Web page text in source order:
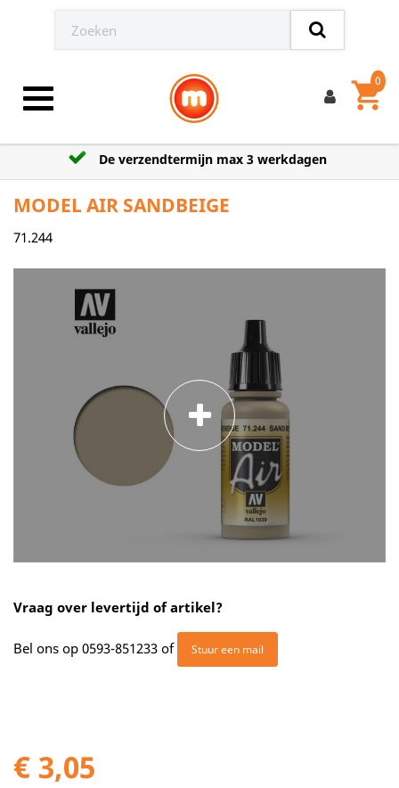
Toggle navigation shopping_cart
0
De verzendtermijn max 3 werkdagen
MODEL AIR SANDBEIGE
71.244
Vraag over levertijd of artikel?
Bel ons op 0593-851233 of Stuur een mail
€ 3,05